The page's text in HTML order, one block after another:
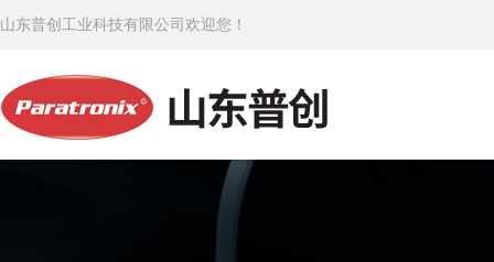
山东普创工业科技有限公司欢迎您！